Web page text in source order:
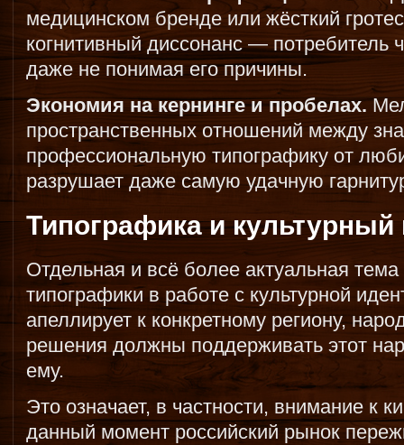
медицинском бренде или жёсткий
когнитивный диссонанс — потребитель
даже не понимая его причины.
Экономия на кернинге и пробелах.
пространственных отношений между
профессиональную типографику от
разрушает даже самую удачную
Типографика и культурный
Отдельная и всё более актуальная
типографики в работе с культурной
апеллирует к конкретному региону,
решения должны поддерживать этот
ему.
Это означает, в частности, внимание к
данный момент российский рынок